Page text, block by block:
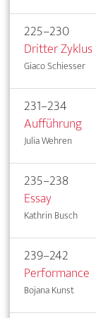
225–230
Dritter Zyklus
Giaco Schiesser
231–234
Aufführung
Julia Wehren
235–238
Essay
Kathrin Busch
239–242
Performance
Bojana Kunst